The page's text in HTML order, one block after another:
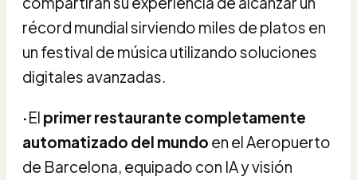
récord mundial sirviendo miles de platos en
un festival de música utilizando soluciones
digitales avanzadas.
·El primer restaurante completamente
automatizado del mundo en el Aeropuerto
de Barcelona, equipado con IA y visión